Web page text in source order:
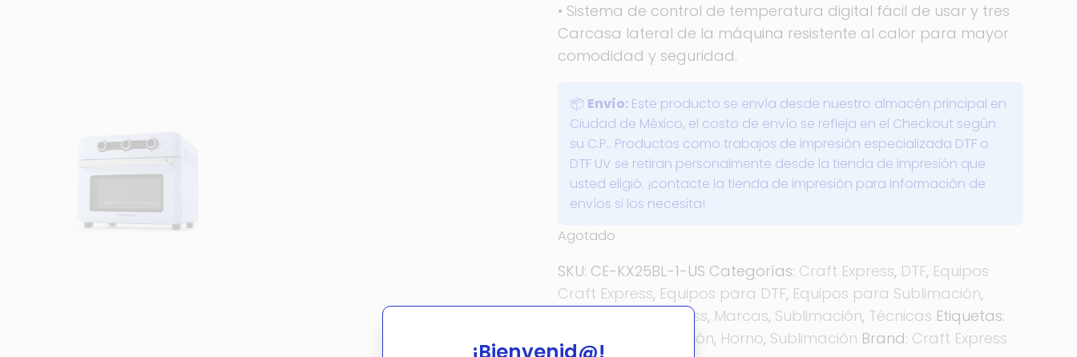
¡Bienvenid@!
• Sistema de control de temperatura digital fácil de usar y tres
Carcasa lateral de la máquina resistente al calor para mayor
comodidad y seguridad.
📦 Envío: Este producto se envía desde nuestro almacén principal en
Ciudad de México, el costo de envío se refleja en el Checkout según
su C.P.. Productos como trabajos de impresión especializada DTF o
DTF UV se retiran personalmente desde la tienda de impresión que
usted eligió. ¡contacte la tienda de impresión para información de
envíos si los necesita!
Agotado
SKU: CE-KX25BL-1-US Categorías: Craft Express, DTF, Equipos
Craft Express, Equipos para DTF, Equipos para Sublimación,
Hornos Craft Express, Marcas, Sublimación, Técnicas Etiquetas:
Hidrosublimación, Horno, Sublimación Brand: Craft Express